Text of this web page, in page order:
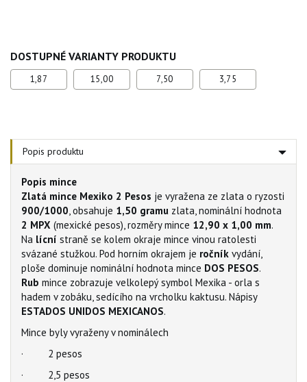
DOSTUPNÉ VARIANTY PRODUKTU
1,87 15,00 7,50 3,75
Popis produktu
Popis mince
Zlatá mince Mexiko 2 Pesos je vyražena ze zlata o ryzosti
900/1000, obsahuje 1,50 gramu zlata, nominální hodnota
2 MPX (mexické pesos), rozměry mince 12,90 x 1,00 mm.
Na lícní straně se kolem okraje mince vinou ratolesti
svázané stužkou. Pod horním okrajem je ročník vydání,
ploše dominuje nominální hodnota mince DOS PESOS.
Rub mince zobrazuje velkolepý symbol Mexika - orla s
hadem v zobáku, sedícího na vrcholku kaktusu. Nápisy
ESTADOS UNIDOS MEXICANOS.
Mince byly vyraženy v nominálech
· 2 pesos
· 2,5 pesos